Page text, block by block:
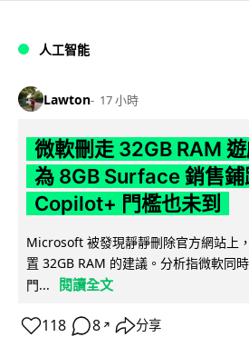
人工智能
Lawton 17 小時
微軟刪走 32GB RAM
為 8GB Surface 銷售鋪
Copilot+ 門檻也未到
Microsoft 被發現靜靜刪除官方網站上
置 32GB RAM 的建議。分析指微軟同
門...
閱讀全文
118 8 ↗ 分享